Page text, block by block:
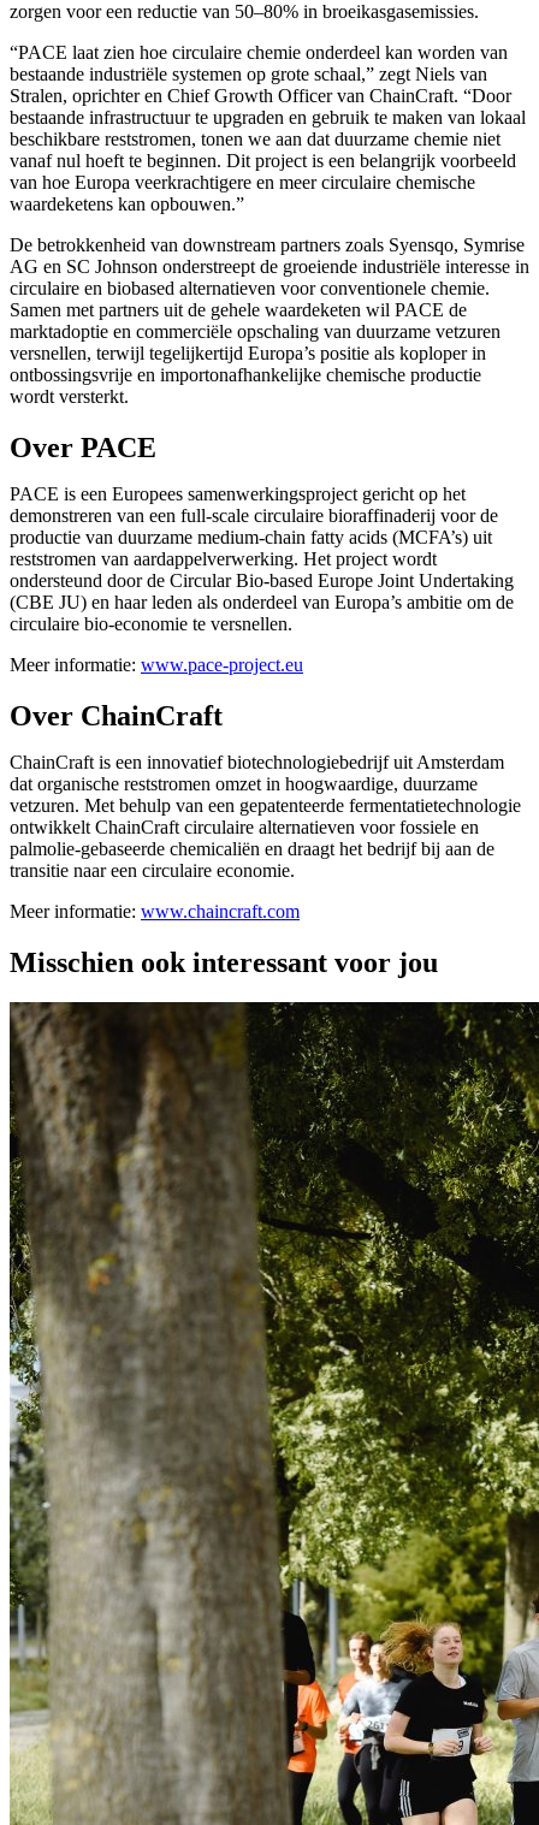
zorgen voor een reductie van 50–80% in broeikasgasemissies.
“PACE laat zien hoe circulaire chemie onderdeel kan worden van
bestaande industriële systemen op grote schaal,” zegt Niels van
Stralen, oprichter en Chief Growth Officer van ChainCraft. “Door
bestaande infrastructuur te upgraden en gebruik te maken van lokaal
beschikbare reststromen, tonen we aan dat duurzame chemie niet
vanaf nul hoeft te beginnen. Dit project is een belangrijk voorbeeld
van hoe Europa veerkrachtigere en meer circulaire chemische
waardeketens kan opbouwen.”
De betrokkenheid van downstream partners zoals Syensqo, Symrise
AG en SC Johnson onderstreept de groeiende industriële interesse in
circulaire en biobased alternatieven voor conventionele chemie.
Samen met partners uit de gehele waardeketen wil PACE de
marktadoptie en commerciële opschaling van duurzame vetzuren
versnellen, terwijl tegelijkertijd Europa’s positie als koploper in
ontbossingsvrije en importonafhankelijke chemische productie
wordt versterkt.
Over PACE
PACE is een Europees samenwerkingsproject gericht op het
demonstreren van een full-scale circulaire bioraffinaderij voor de
productie van duurzame medium-chain fatty acids (MCFA’s) uit
reststromen van aardappelverwerking. Het project wordt
ondersteund door de Circular Bio-based Europe Joint Undertaking
(CBE JU) en haar leden als onderdeel van Europa’s ambitie om de
circulaire bio-economie te versnellen.
Meer informatie: www.pace-project.eu
Over ChainCraft
ChainCraft is een innovatief biotechnologiebedrijf uit Amsterdam
dat organische reststromen omzet in hoogwaardige, duurzame
vetzuren. Met behulp van een gepatenteerde fermentatietechnologie
ontwikkelt ChainCraft circulaire alternatieven voor fossiele en
palmolie-gebaseerde chemicaliën en draagt het bedrijf bij aan de
transitie naar een circulaire economie.
Meer informatie: www.chaincraft.com
Misschien ook interessant voor jou